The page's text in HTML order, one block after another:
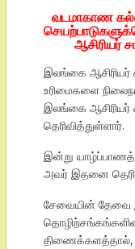
வடமாகாண
ஆசிரியர்
இலங்கை
உரிமைகளை
இலங்கை
தெரிவித்துள்ளார்.
இன்று
அவர் இதனை
சேவையின் தேவை
திணைக்களத்தால்,